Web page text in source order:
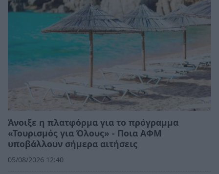
Άνοιξε η πλατφόρμα για το πρόγραμμα
«Τουρισμός για Όλους» - Ποια ΑΦΜ
υποβάλλουν σήμερα αιτήσεις
05/08/2026 12:40